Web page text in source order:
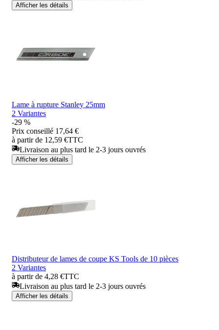
Afficher les détails
Lame à rupture Stanley 25mm
2 Variantes
-29 %
Prix conseillé 17,64 €
à partir de 12,59 €TTC
Livraison au plus tard le 2-3 jours ouvrés
Afficher les détails
Distributeur de lames de coupe KS Tools de 10 pièces
2 Variantes
à partir de 4,28 €TTC
Livraison au plus tard le 2-3 jours ouvrés
Afficher les détails